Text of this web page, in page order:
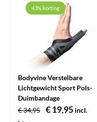
43% korting
Bodyvine Verstelbare
Lichtgewicht Sport Pols-
Duimbandage
€34,95 €19,95 incl.